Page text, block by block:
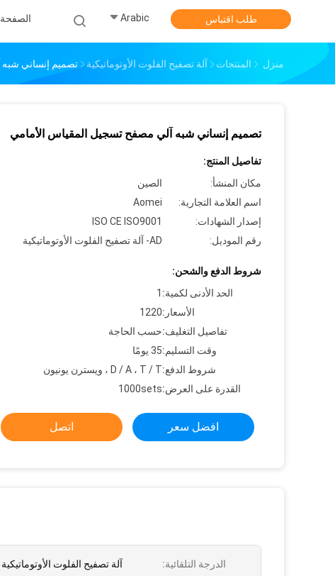
الصفحة Arabic طلب اقتباس
منزل المنتجات آلة تصفيح الفلوت الأوتوماتيكية تصميم إنساني
تصميم إنساني شبه آلي مصفح تسجيل المقياس الأمامي
تفاصيل المنتج:
مكان المنشأ:
الصين
اسم العلامة التجارية:
Aomei
إصدار الشهادات:
ISO CE ISO9001
رقم الموديل:
AD- آلة تصفيح الفلوت الأوتوماتيكية
شروط الدفع والشحن:
الحد الأدنى لكمية: 1
الأسعار:1220
تفاصيل التغليف:حسب الحاجة
وقت التسليم:35 يومًا
شروط الدفع:D / A ، T / T ، ويسترن يونيون
القدرة على العرض:1000sets
افضل سعر اتصل
الدرجة التلقائية: آلة تصفيح الفلوت الأوتوماتيكية